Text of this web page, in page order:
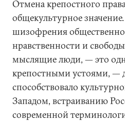
Отмена крепостного
общекультурное
шизофрения
нравственности и
мыслящие люди, — это
крепостными устоями, —
способствовало
Западом, встраиванию
современной